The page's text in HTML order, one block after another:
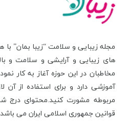
مجله زیبایی و سلامت “زیبا بمان”
های زیبایی و آرایشی و سلامت و
مخاطبان در این حوزه آغاز به کار
آموزشی دارد و برای استفاده از
مربوطه مشورت کنید.محتوای درج
قوانین جمهوری اسلامی ایران می